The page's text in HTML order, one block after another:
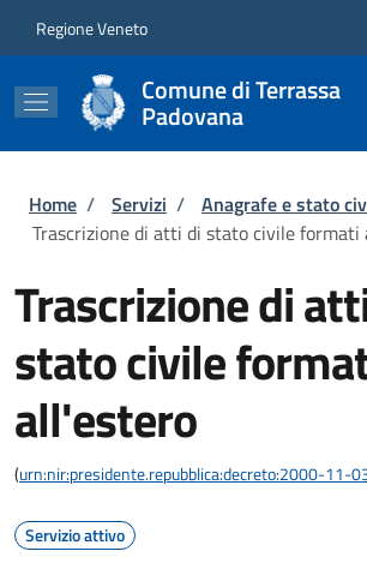
Regione Veneto
Comune di Terrassa
Padovana
Briciole di pane
Home / Servizi / Anagrafe e stato
Trascrizione di atti di stato civile formati
Trascrizione di
stato civile
all'estero
(urn:nir:presidente.repubblica:decreto:2000-11-
Servizio attivo